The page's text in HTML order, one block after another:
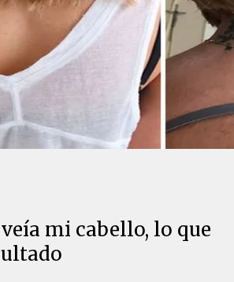
mi cabello, lo que